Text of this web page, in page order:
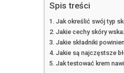
Spis treści
Jak określić swój typ
Jakie cechy skóry
Jakie składniki
Jakie są najczęstsze
Jak testować krem